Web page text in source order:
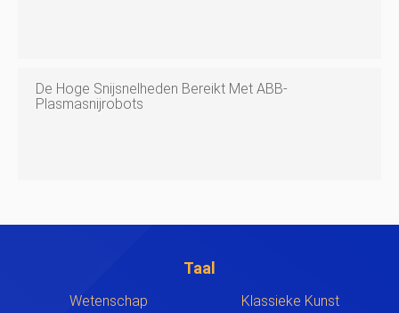
De Hoge Snijsnelheden Bereikt Met ABB-
Plasmasnijrobots
Taal
Wetenschap
Klassieke Kunst